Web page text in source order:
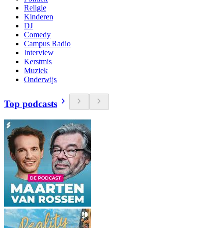
Religie
Kinderen
DJ
Comedy
Campus Radio
Interview
Kerstmis
Muziek
Onderwijs
Top podcasts